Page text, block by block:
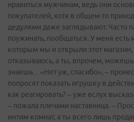
нравиться мужчинам, ведь они
покупателей, хотя в общем-то
дедулями даже заглядывают. Часто
поужинать, пообщаться. У меня есть
которым мы и открыли этот магазин,
отказываюсь, а ты, впрочем, можешь
знаешь…«Нет уж, спасибо», –
попросят показать игрушку в
как реагировать? – уже вслух
– пожала плечами наставница. –
интим-комнат, а ты всего лишь